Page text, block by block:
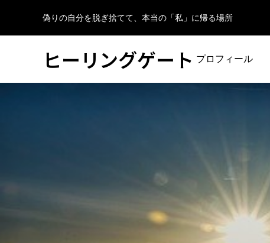
偽りの自分を脱ぎ捨てて、本当の「私」に帰る場所
ヒーリングゲート プロフィール